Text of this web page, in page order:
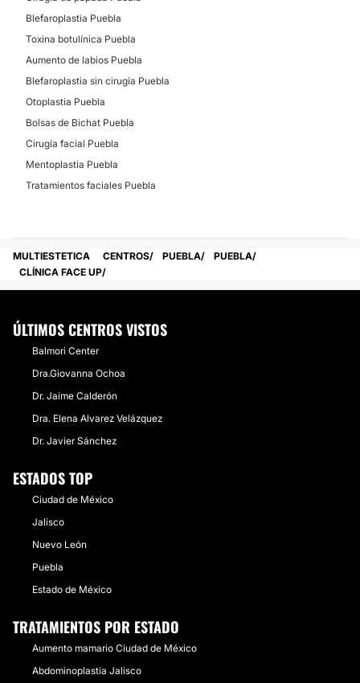
Blefaroplastia Puebla
Toxina botulínica Puebla
Aumento de labios Puebla
Blefaroplastia sin cirugía Puebla
Otoplastia Puebla
Bolsas de Bichat Puebla
Cirugía facial Puebla
Mentoplastia Puebla
Tratamientos faciales Puebla
MULTIESTETICA CENTROS PUEBLA
PUEBLA
CLÍNICA FACE UP
ÚLTIMOS CENTROS VISTOS
Balmori Center
Dra.Giovanna Ochoa
Dr. Jaime Calderón
Dra. Elena Alvarez Velázquez
Dr. Javier Sánchez
ESTADOS TOP
Ciudad de México
Jalisco
Nuevo León
Puebla
Estado de México
TRATAMIENTOS POR ESTADO
Aumento mamario Ciudad de México
Abdominoplastia Jalisco